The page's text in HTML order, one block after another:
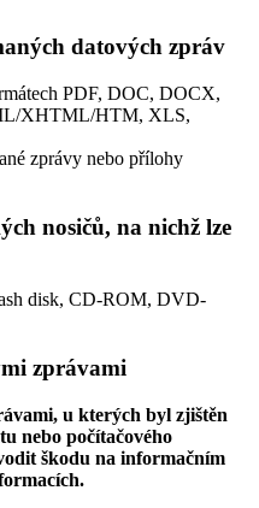
datových zpráv
PDF, DOC, DOCX,
XHTML/HTM, XLS,
zprávy nebo přílohy
nosičů, na nichž lze
disk, CD-ROM, DVD-
zprávami
u kterých byl zjištěn
nebo počítačového
škodu na informačním